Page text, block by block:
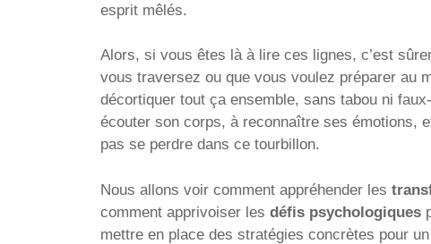
esprit mêlés.
Alors, si vous êtes là à lire ces lignes, c’est
vous traversez ou que vous voulez préparer au
décortiquer tout ça ensemble, sans tabou ni
écouter son corps, à reconnaître ses émotions,
pas se perdre dans ce tourbillon.
Nous allons voir comment appréhender les
comment apprivoiser les défis psychologiques
mettre en place des stratégies concrètes pour